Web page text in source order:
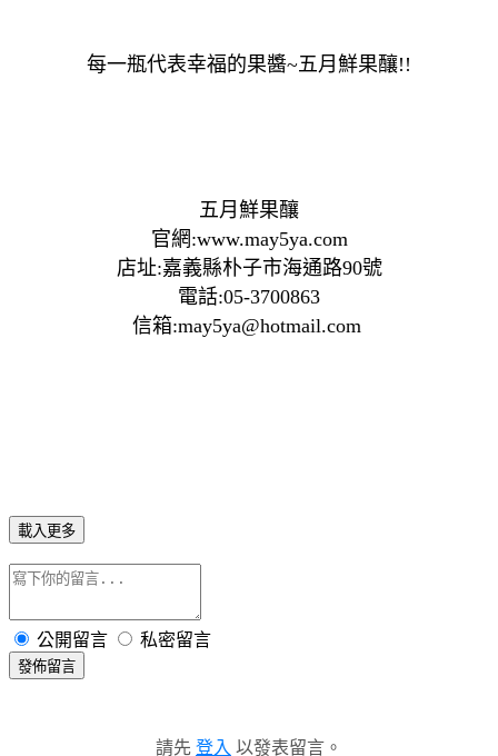
每一瓶代表幸福的果醬~五月鮮果釀!!
五月鮮果釀
官網:www.may5ya.com
店址:嘉義縣朴子市海通路90號
電話:05-3700863
信箱:may5ya@hotmail.com
載入更多
公開留言 私密留言
發佈留言
請先 登入 以發表留言。